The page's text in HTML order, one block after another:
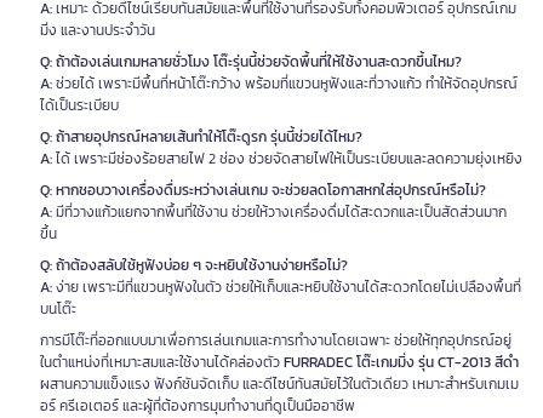
A:เหมาะ ด้วยดีไซน์เรียบทันสมัยและพื้นที่ใช้งานที่รองรับทั้งคอมพิวเตอร์ อุปกรณ์เกม
มิ่ง และงานประจำวัน
Q: ถ้าต้องเล่นเกมหลายชั่วโมง โต๊ะรุ่นนี้ช่วยจัดพื้นที่ให้ใช้งานสะดวกขึ้นไหม?
A:ช่วยได้ เพราะมีพื้นที่หน้าโต๊ะกว้าง พร้อมที่แขวนหูฟังและที่วางแก้ว ทำให้จัดอุปกรณ์
ได้เป็นระเบียบ
Q: ถ้าสายอุปกรณ์หลายเส้นทำให้โต๊ะดูรก รุ่นนี้ช่วยได้ไหม?
A:ได้ เพราะมีช่องร้อยสายไฟ 2 ช่อง ช่วยจัดสายไฟให้เป็นระเบียบและลดความยุ่งเหยิง
Q: หากชอบวางเครื่องดื่มระหว่างเล่นเกม จะช่วยลดโอกาสหกใส่อุปกรณ์หรือไม่?
A:มีที่วางแก้วแยกจากพื้นที่ใช้งาน ช่วยให้วางเครื่องดื่มได้สะดวกและเป็นสัดส่วนมาก
ขึ้น
Q: ถ้าต้องสลับใช้หูฟังบ่อย ๆ จะหยิบใช้งานง่ายหรือไม่?
A:ง่าย เพราะมีที่แขวนหูฟังในตัว ช่วยให้เก็บและหยิบใช้งานได้สะดวกโดยไม่เปลืองพื้นที่
บนโต๊ะ
การมีโต๊ะที่ออกแบบมาเพื่อการเล่นเกมและการทำงานโดยเฉพาะ ช่วยให้ทุกอุปกรณ์อยู่
ในตำแหน่งที่เหมาะสมและใช้งานได้คล่องตัวFURRADEC โต๊ะเกมมิ่ง รุ่น CT-2013 สีดำ
ผสานความแข็งแรง ฟังก์ชันจัดเก็บ และดีไซน์ทันสมัยไว้ในตัวเดียว เหมาะสำหรับเกมเม
อร์ ครีเอเตอร์ และผู้ที่ต้องการมุมทำงานที่ดูเป็นมืออาชีพ